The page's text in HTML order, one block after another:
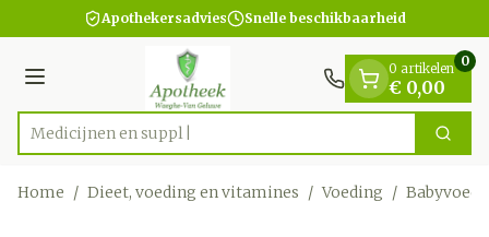
Ga naar de inhoudApothekersadvies Snelle beschikbaarheid
Menu
Product, merk, categorie... Zoek
0 artikelen
€ 0,00
0
Home / Dieet, voeding en vitamines / Voeding /